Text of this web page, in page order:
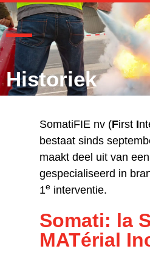
Historiek
SomatiFIE nv (First I
bestaat sinds
maakt deel uit van
gespecialiseerd in
1e interventie.
Somati: la
MATérial